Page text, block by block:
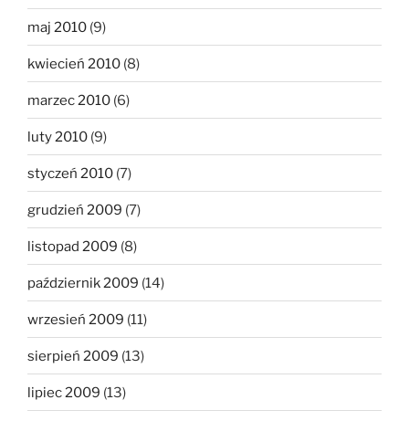
maj 2010 (9)
kwiecień 2010 (8)
marzec 2010 (6)
luty 2010 (9)
styczeń 2010 (7)
grudzień 2009 (7)
listopad 2009 (8)
październik 2009 (14)
wrzesień 2009 (11)
sierpień 2009 (13)
lipiec 2009 (13)